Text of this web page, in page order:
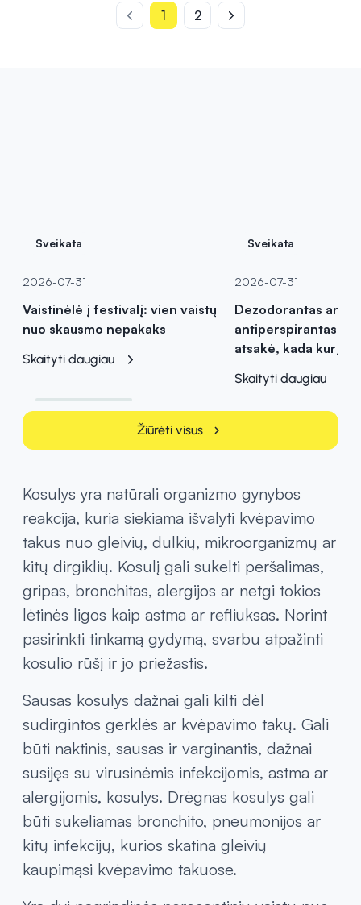
1 2
Sveikata
2026-07-31
Vaistinėlė į festivalį: vien vaistų
nuo skausmo nepakaks
Skaityti daugiau
Sveikata
2026-07-31
Dezodorantas ar
antiperspirantas?
atsakė, kada kurį
Skaityti daugiau
Žiūrėti visus chevron_right
Kosulys yra natūrali organizmo gynybos
reakcija, kuria siekiama išvalyti kvėpavimo
takus nuo gleivių, dulkių, mikroorganizmų ar
kitų dirgiklių. Kosulį gali sukelti peršalimas,
gripas, bronchitas, alergijos ar netgi tokios
lėtinės ligos kaip astma ar refliuksas. Norint
pasirinkti tinkamą gydymą, svarbu atpažinti
kosulio rūšį ir jo priežastis.
Sausas kosulys dažnai gali kilti dėl
sudirgintos gerklės ar kvėpavimo takų. Gali
būti naktinis, sausas ir varginantis, dažnai
susijęs su virusinėmis infekcijomis, astma ar
alergijomis, kosulys. Drėgnas kosulys gali
būti sukeliamas bronchito, pneumonijos ar
kitų infekcijų, kurios skatina gleivių
kaupimąsi kvėpavimo takuose.